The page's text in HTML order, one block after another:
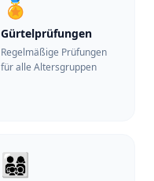
Gürtelprüfungen
Regelmäßige Prüfungen
für alle Altersgruppen
👨‍👩‍👧‍👦